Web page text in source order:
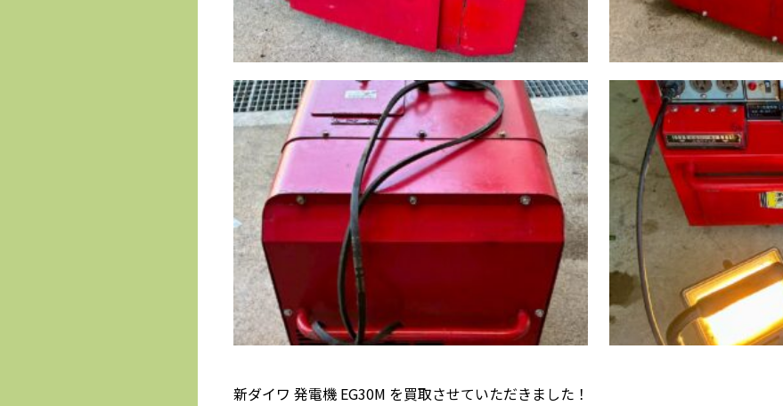
新ダイワ 発電機 EG30M を買取させていただきました！